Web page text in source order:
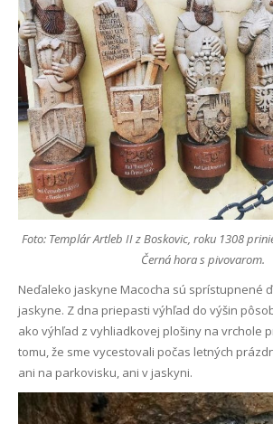
Foto: Templár Artleb II z Boskovic, roku 1308
Černá hora s pivovarom.
Neďaleko jaskyne Macocha sú sprístupnené
jaskyne. Z dna priepasti výhľad do výšin
ako výhľad z vyhliadkovej plošiny na vrchole
tomu, že sme vycestovali počas letných
ani na parkovisku, ani v jaskyni.